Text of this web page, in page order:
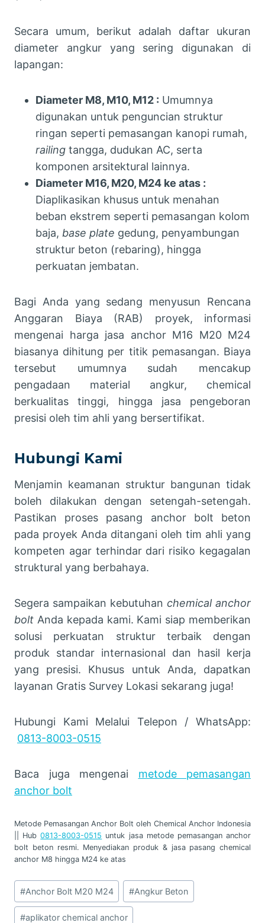
Secara umum, berikut adalah daftar ukuran
diameter angkur yang sering digunakan di
lapangan:
Diameter M8, M10, M12 : Umumnya
digunakan untuk penguncian struktur
ringan seperti pemasangan kanopi rumah,
railing tangga, dudukan AC, serta
komponen arsitektural lainnya.
Diameter M16, M20, M24 ke atas :
Diaplikasikan khusus untuk menahan
beban ekstrem seperti pemasangan kolom
baja, base plate gedung, penyambungan
struktur beton (rebaring), hingga
perkuatan jembatan.
Bagi Anda yang sedang menyusun Rencana
Anggaran Biaya (RAB) proyek, informasi
mengenai harga jasa anchor M16 M20 M24
biasanya dihitung per titik pemasangan. Biaya
tersebut umumnya sudah mencakup
pengadaan material angkur, chemical
berkualitas tinggi, hingga jasa pengeboran
presisi oleh tim ahli yang bersertifikat.
Hubungi Kami
Menjamin keamanan struktur bangunan tidak
boleh dilakukan dengan setengah-setengah.
Pastikan proses pasang anchor bolt beton
pada proyek Anda ditangani oleh tim ahli yang
kompeten agar terhindar dari risiko kegagalan
struktural yang berbahaya.
Segera sampaikan kebutuhan chemical anchor
bolt Anda kepada kami. Kami siap memberikan
solusi perkuatan struktur terbaik dengan
produk standar internasional dan hasil kerja
yang presisi. Khusus untuk Anda, dapatkan
layanan Gratis Survey Lokasi sekarang juga!
Hubungi Kami Melalui Telepon / WhatsApp:
0813-8003-0515
Baca juga mengenai metode pemasangan
anchor bolt
Metode Pemasangan Anchor Bolt oleh Chemical Anchor Indonesia
|| Hub0813-8003-0515 untuk jasa metode pemasangan anchor
bolt beton resmi. Menyediakan produk & jasa pasang chemical
anchor M8 hingga M24 ke atas
Post
Tags:
#Anchor Bolt M20 M24 #Angkur Beton
#aplikator chemical anchor